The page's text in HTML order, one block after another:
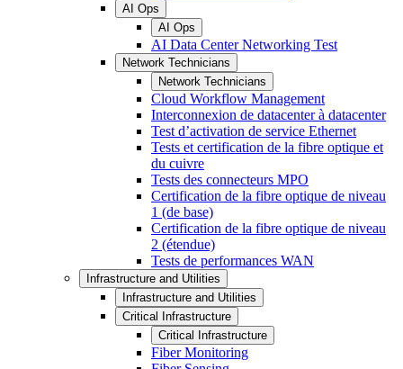
AI Ops
AI Ops
AI Data Center Networking Test
Network Technicians
Network Technicians
Cloud Workflow Management
Interconnexion de datacenter à datacenter
Test d’activation de service Ethernet
Tests et certification de la fibre optique et
du cuivre
Tests des connecteurs MPO
Certification de la fibre optique de niveau
1 (de base)
Certification de la fibre optique de niveau
2 (étendue)
Tests de performances WAN
Infrastructure and Utilities
Infrastructure and Utilities
Critical Infrastructure
Critical Infrastructure
Fiber Monitoring